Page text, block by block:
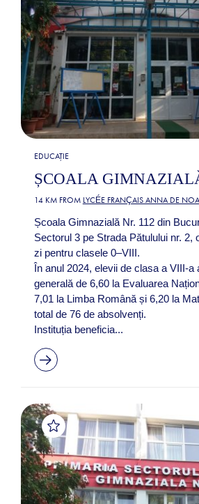
EDUCAȚIE
ȘCOALA
14 KM FROM LYCÉE FRANÇAIS ANNA DE
Școala Gimnazială Nr. 112 din
Sectorul 3 pe Strada Pătulului nr. 2,
zi pentru clasele 0–VIII.
În anul 2024, elevii de clasa a VIII-a
generală de 6,60 la Evaluarea
7,01 la Limba Română și 6,20 la
total de 76 de absolvenți.
Instituția beneficia...